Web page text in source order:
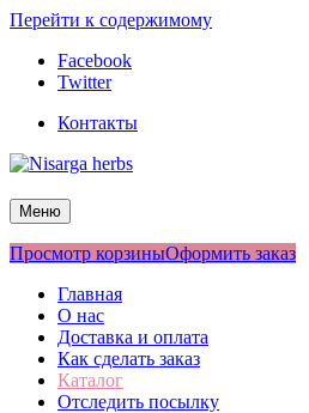
Перейти к содержимому
Facebook
Twitter
Контакты
Nisarga herbs
Меню
Просмотр корзиныОформить заказ
Главная
О нас
Доставка и оплата
Как сделать заказ
Каталог
Отследить посылку